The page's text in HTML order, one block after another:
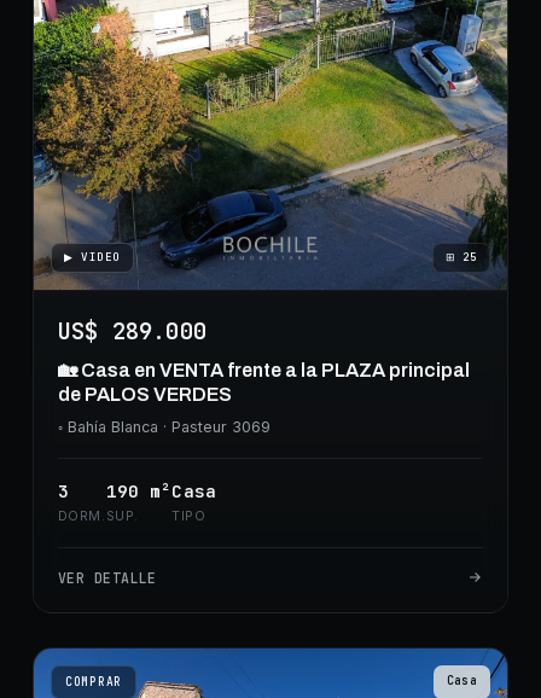
⊞ 25
▶ VIDEO
US$ 289.000
🏡 Casa en VENTA frente a la PLAZA principal
de PALOS VERDES
◦ Bahía Blanca · Pasteur 3069
3
DORM.
190 m²
SUP.
Casa
TIPO
VER DETALLE
COMPRAR Casa